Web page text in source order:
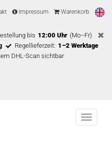
Impressum Warenkorb
bis 12:00 Uhr (Mo–Fr)
Regellieferzeit: 1–2 Werktage
DHL-Scan sichtbar
Menu